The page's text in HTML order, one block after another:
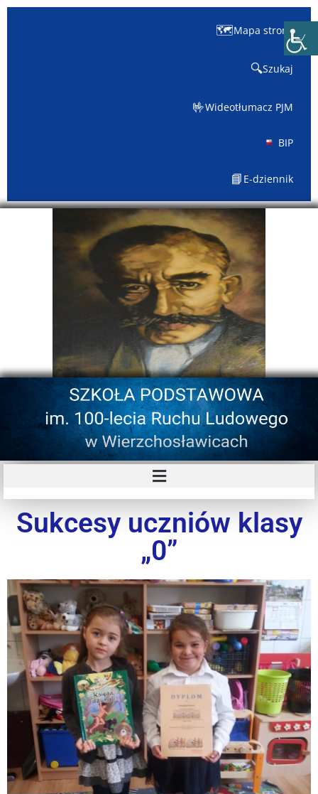
🗺️Mapa strony
🔍Szukaj
🤟Wideotłumacz PJM
BIP
📘 E-dziennik
Sukcesy uczniów klasy
„0”